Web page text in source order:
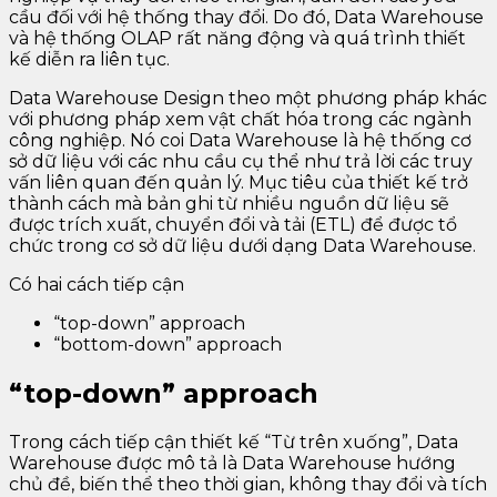
cầu đối với hệ thống thay đổi. Do đó, Data Warehouse
và hệ thống OLAP rất năng động và quá trình thiết
kế diễn ra liên tục.
Data Warehouse Design theo một phương pháp khác
với phương pháp xem vật chất hóa trong các ngành
công nghiệp. Nó coi Data Warehouse là hệ thống cơ
sở dữ liệu với các nhu cầu cụ thể như trả lời các truy
vấn liên quan đến quản lý. Mục tiêu của thiết kế trở
thành cách mà bản ghi từ nhiều nguồn dữ liệu sẽ
được trích xuất, chuyển đổi và tải (ETL) để được tổ
chức trong cơ sở dữ liệu dưới dạng Data Warehouse.
Có hai cách tiếp cận
“top-down” approach
“bottom-down” approach
“top-down” approach
Trong cách tiếp cận thiết kế “Từ trên xuống”, Data
Warehouse được mô tả là Data Warehouse hướng
chủ đề, biến thể theo thời gian, không thay đổi và tích